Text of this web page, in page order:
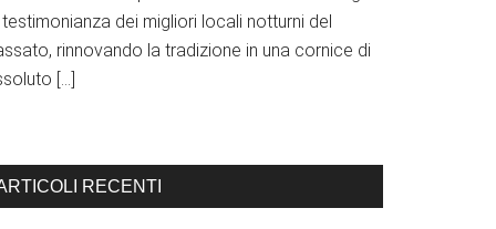
testimonianza dei migliori locali notturni del
rinnovando la tradizione in una cornice di
[…]
RECENTI